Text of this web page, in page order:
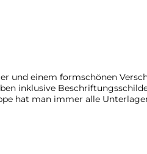
und einem formschönen
inklusive
hat man immer alle